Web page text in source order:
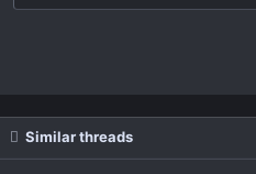
22
Times New
Similar threads